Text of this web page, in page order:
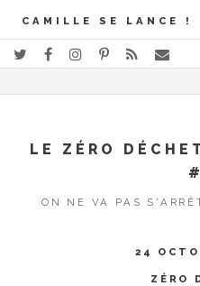
CAMILLE SE LANCE !
LE ZÉRO
ON NE VA PAS
24
ZÉRO